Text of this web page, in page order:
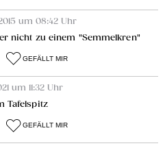
um 08:42 Uhr
nicht zu einem "Semmelkren"
GEFÄLLT MIR
um 11:32 Uhr
Tafelspitz
GEFÄLLT MIR